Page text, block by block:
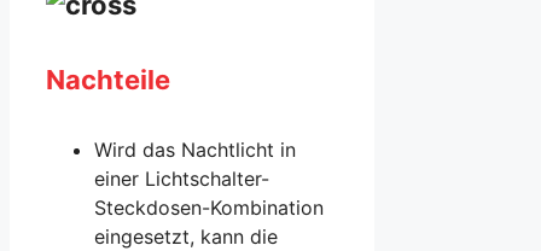
Nachteile
Wird das Nachtlicht in
einer Lichtschalter-
Steckdosen-Kombination
eingesetzt, kann die